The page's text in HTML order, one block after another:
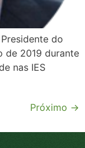
do
de 2019 durante
nas IES
Próximo →